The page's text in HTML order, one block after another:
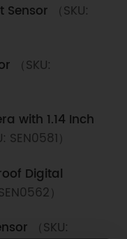
Sensor
（SKU:
（SKU:
with 1.14 Inch
SEN0581）
Digital
）
（SKU: